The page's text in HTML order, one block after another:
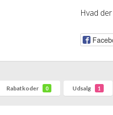
Hvad
Rabatkoder 0 Udsalg 1